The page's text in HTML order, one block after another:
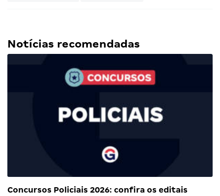
Notícias recomendadas
Concursos Policiais 2026: confira os editais